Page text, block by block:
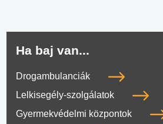
Ha baj van...
Drogambulanciák
Lelkisegély-szolgálatok
Gyermekvédelmi központok